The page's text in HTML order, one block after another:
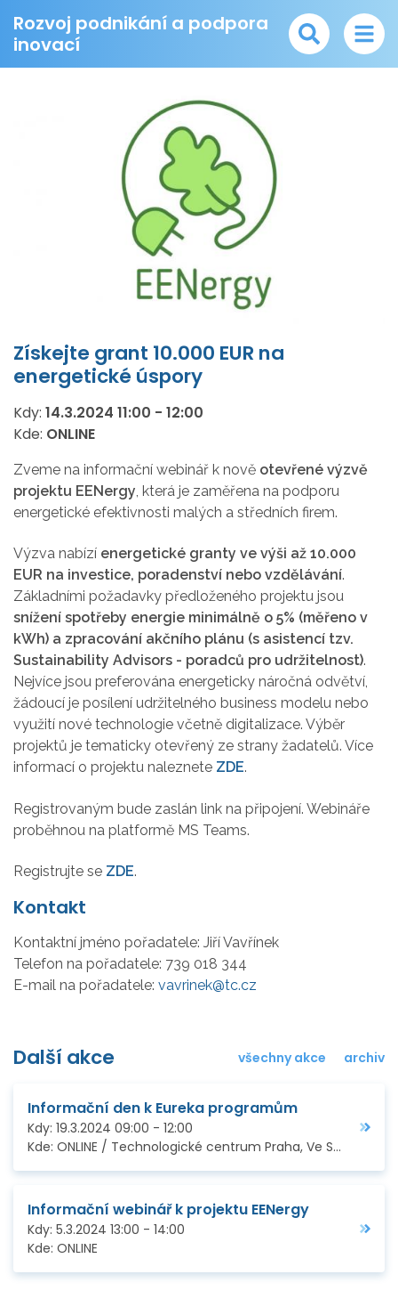
Rozvoj podnikání a podpora
inovací
Získejte grant 10.000 EUR na
energetické úspory
Kdy: 14.3.2024 11:00 - 12:00
Kde: ONLINE
Zveme na informační webinář k nově otevřené výzvě
projektu EENergy, která je zaměřena na podporu
energetické efektivnosti malých a středních firem.
Výzva nabízí energetické granty ve výši až 10.000
EUR na investice, poradenství nebo vzdělávání.
Základními požadavky předloženého projektu jsou
snížení spotřeby energie minimálně o 5% (měřeno v
kWh) a zpracování akčního plánu (s asistencí tzv.
Sustainability Advisors - poradců pro udržitelnost).
Nejvíce jsou preferována energeticky náročná odvětví,
žádoucí je posílení udržitelného business modelu nebo
využití nové technologie včetně digitalizace. Výběr
projektů je tematicky otevřený ze strany žadatelů. Více
informací o projektu naleznete ZDE.
Registrovaným bude zaslán link na připojení. Webináře
proběhnou na platformě MS Teams.
Registrujte se ZDE.
Kontakt
Kontaktní jméno pořadatele: Jiří Vavřínek
Telefon na pořadatele: 739 018 344
E-mail na pořadatele: vavrinek@tc.cz
Další akce všechny akce archiv
Informační den k Eureka programům
Kdy: 19.3.2024 09:00 - 12:00
Kde: ONLINE / Technologické centrum Praha, Ve Struhách 27, Praha 6
Informační webinář k projektu EENergy
Kdy: 5.3.2024 13:00 - 14:00
Kde: ONLINE